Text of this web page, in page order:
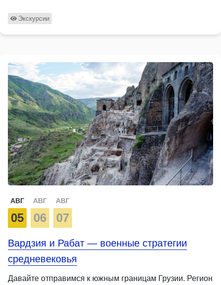
Экскурсии
АВГ
05
АВГ
06
АВГ
07
Вардзия и Рабат — военные стратегии
средневековья
Давайте отправимся к южным границам Грузии. Регион